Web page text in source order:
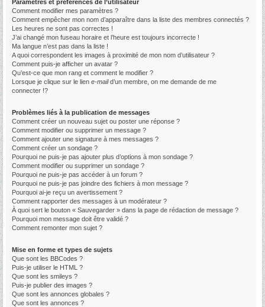
Paramètres et préférences de l’utilisateur
Comment modifier mes paramètres ?
Comment empêcher mon nom d’apparaître dans la liste des membres connectés ?
Les heures ne sont pas correctes !
J’ai changé mon fuseau horaire et l’heure est toujours incorrecte !
Ma langue n’est pas dans la liste !
A quoi correspondent les images à proximité de mon nom d’utilisateur ?
Comment puis-je afficher un avatar ?
Qu’est-ce que mon rang et comment le modifier ?
Lorsque je clique sur le lien e-maild’un membre, on me demande de me
connecter !?
Problèmes liés à la publication de messages
Comment créer un nouveau sujet ou poster une réponse ?
Comment modifier ou supprimer un message ?
Comment ajouter une signature à mes messages ?
Comment créer un sondage ?
Pourquoi ne puis-je pas ajouter plus d’options à mon sondage ?
Comment modifier ou supprimer un sondage ?
Pourquoi ne puis-je pas accéder à un forum ?
Pourquoi ne puis-je pas joindre des fichiers à mon message ?
Pourquoi ai-je reçu un avertissement ?
Comment rapporter des messages à un modérateur ?
À quoi sert le bouton « Sauvegarder » dans la page de rédaction de message ?
Pourquoi mon message doit être validé ?
Comment remonter mon sujet ?
Mise en forme et types de sujets
Que sont les BBCodes ?
Puis-je utiliser le HTML ?
Que sont les smileys ?
Puis-je publier des images ?
Que sont les annonces globales ?
Que sont les annonces ?